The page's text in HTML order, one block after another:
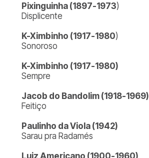
Pixinguinha (1897-1973)
Displicente
K-Ximbinho (1917-1980)
Sonoroso
K-Ximbinho (1917-1980)
Sempre
Jacob do Bandolim (1918-1969)
Feitiço
Paulinho da Viola (1942)
Sarau pra Radamés
Luiz Americano (1900-1960)